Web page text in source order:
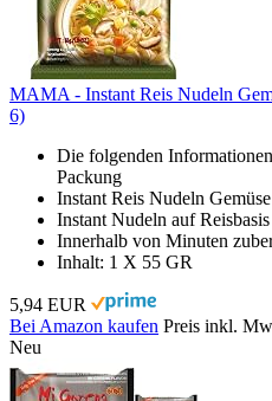
MAMA - Instant Reis Nudeln
6)
Die folgenden
Packung
Instant Reis Nudeln Gemüse
Instant Nudeln auf Reisbasis
Innerhalb von Minuten
Inhalt: 1 X 55 GR
5,94 EUR
Bei Amazon kaufen Preis inkl.
Neu